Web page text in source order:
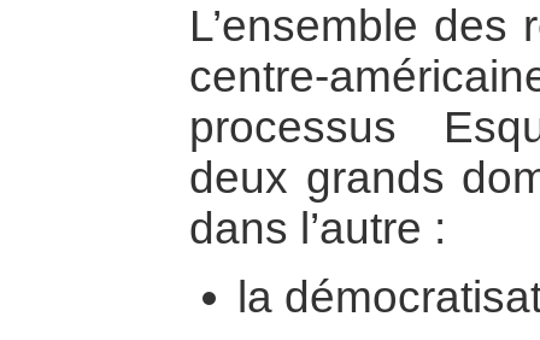
L’ensemble des
centre-
processus
deux grands
dans l’autre :
la